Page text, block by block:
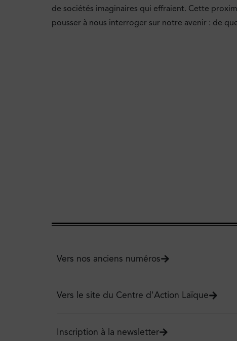
de sociétés imaginaires qui effraient. Cette
pousser à nous interroger sur notre avenir : de
Vers nos anciens numéros
Vers le site du Centre d'Action Laïque
Inscription à la newsletter